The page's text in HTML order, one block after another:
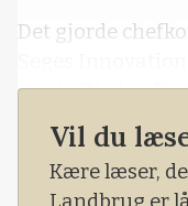
Det gjorde
på, da
inviteret til
Han
som har vist, at
Vil du
Kære læser,